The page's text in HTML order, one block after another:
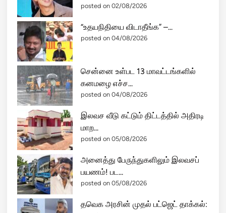
posted on 02/08/2026
“உதயநிதியை விடாதீங்க” –...
posted on 04/08/2026
சென்னை உள்பட 13 மாவட்டங்களில்
கனமழை எச்ச...
posted on 04/08/2026
இலவச வீடு கட்டும் திட்டத்தில் அதிரடி
மாற...
posted on 05/08/2026
அனைத்து பேருந்துகளிலும் இலவசப்
பயணம்! பட...
posted on 05/08/2026
தவெக அரசின் முதல் பட்ஜெட் தாக்கல்: